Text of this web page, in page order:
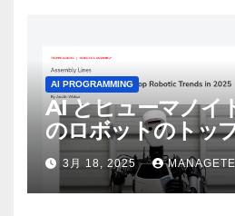
AI PROGRAMMING
AI とヒューマノイ
のロボットのトッ
ASSEMBLY
3月 18, 2025